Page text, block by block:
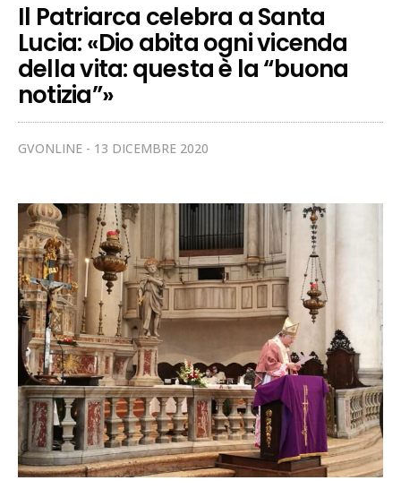
Il Patriarca celebra a Santa
Lucia: «Dio abita ogni vicenda
della vita: questa è la “buona
notizia”»
GVONLINE 13 DICEMBRE 2020